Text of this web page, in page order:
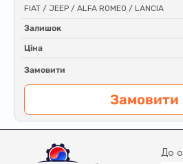
FIAT / JEEP / ALFA ROMEO / LANCIA
Залишок
Ціна
Замовити
Замовити
До